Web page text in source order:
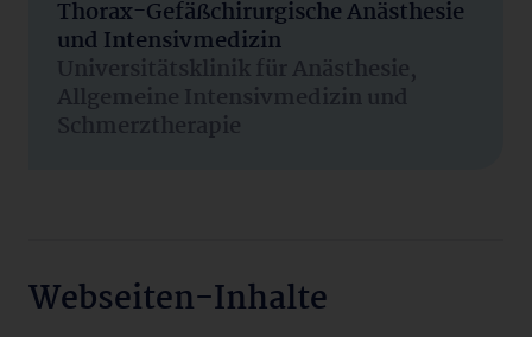
Thorax-Gefäßchirurgische Anästhesie
und Intensivmedizin
Universitätsklinik für Anästhesie,
Allgemeine Intensivmedizin und
Schmerztherapie
Webseiten-Inhalte